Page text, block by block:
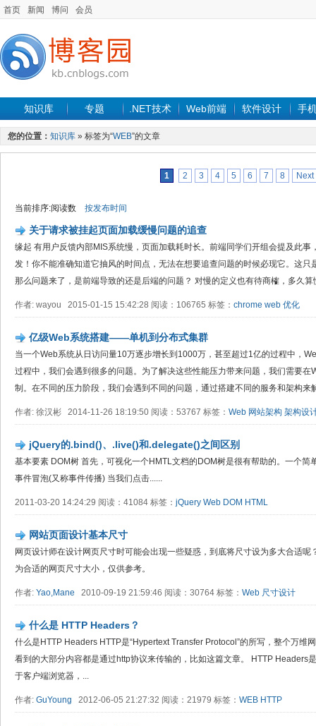
首页 新闻 博问 会员
知识库 专题 .NET技术 Web前端 软件设计 手
您的位置： 知识库 » 标签为“WEB”的文章
1 2 3 4 5 6 7 8 Next
当前排序:阅读数 按发布时间
关于请求被挂起页面加载缓慢问题的追查
缘起 有用户反馈内部MIS系统慢，页面加载耗时长。前端同学们开组会提及此事
发！你不能准确知道它抽风的时间点，无法在想要追查问题的时候必现它。这
那么问题来了，是前端导致的还是后端的问题？ 对慢的定义也有待商榷，多久算
作者: wayou 2015-01-15 15:42:28 阅读：106765 标签： chrome web 优化
亿级Web系统搭建——单机到分布式集群
当一个Web系统从日访问量10万逐步增长到1000万，甚至超过1亿的过程中，
过程中，我们会遇到很多的问题。为了解决这些性能压力带来问题，我们需要
制。在不同的压力阶段，我们会遇到不同的问题，通过搭建不同的服务和架构来
作者: 徐汉彬 2014-11-26 18:19:50 阅读：53767 标签： Web 网站架构 架构设
jQuery的.bind()、.live()和.delegate()之间区别
基本要素 DOM树 首先，可视化一个HMTL文档的DOM树是很有帮助的。一个简
事件冒泡(又称事件传播) 当我们点击......
2011-03-20 14:24:29 阅读：41084 标签： jQuery Web DOM HTML
网站页面设计基本尺寸
网页设计师在设计网页尺寸时可能会出现一些疑惑，到底将尺寸设为多大合适
为合适的网页尺寸大小，仅供参考。
作者: Yao,Mane 2010-09-19 21:59:46 阅读：30764 标签： Web 尺寸设计
什么是 HTTP Headers？
什么是HTTP Headers HTTP是“Hypertext Transfer Protocol”的所写，整个万维
看到的大部分内容都是通过http协议来传输的，比如这篇文章。 HTTP Headers
于客户端浏览器，...
作者: GuYoung 2012-06-05 21:27:32 阅读：21979 标签： WEB HTTP